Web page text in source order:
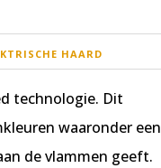
HAARD
technologie. Dit
waaronder een
de vlammen geeft.